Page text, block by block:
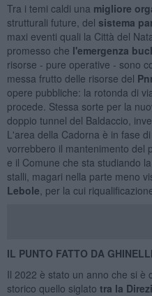
Tra i temi caldi una migliore
strutturali future, del sistema
maxi eventi quali la Città del
promesso che l'emergenza
risorse - pure operative - sono
messa frutto delle risorse del
opere pubbliche: la rotonda di
procede. Stessa sorte per la
doppio tunnel del Baldaccio,
L'area della Cadorna è in fase
vorrebbero il mantenimento del
e il Comune che sta studiando
stalli, magari nella parte meno
Lebole , per la cui
IL PUNTO FATTO DA GHINELLI
Il 2022 è stato un anno che si è
storico quello siglato tra la